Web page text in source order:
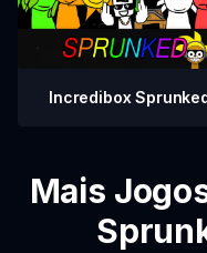
Incredibox
Mais